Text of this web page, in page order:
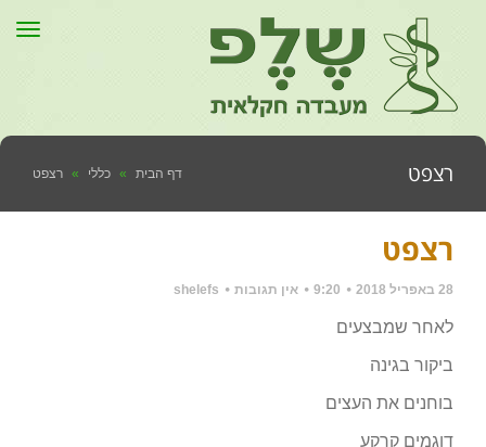
רצפט דף הבית » כללי » רצפט
רצפט
28 באפריל 2018 9:20 אין תגובות shelefs
לאחר שמבצעים
ביקור בגינה
בוחנים את העצים
דוגמים קרקע